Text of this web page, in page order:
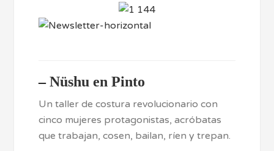
–Nüshu en Pinto
Un taller de costura revolucionario con
cinco mujeres protagonistas, acróbatas
que trabajan, cosen, bailan, ríen y trepan.